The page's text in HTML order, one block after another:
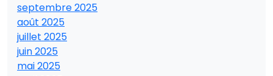
septembre 2025
août 2025
juillet 2025
juin 2025
mai 2025